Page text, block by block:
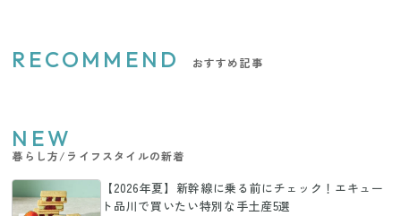
RECOMMEND おすすめ記事
NEW
暮らし方/ライフスタイルの新着
【2026年夏】新幹線に乗る前にチェック！エキュー
ト品川で買いたい特別な手土産5選